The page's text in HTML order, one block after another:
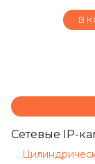
В
Сетевые IP-